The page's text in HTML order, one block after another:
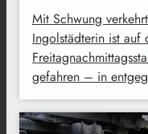
Mit Schwung
Ingolstädterin ist
gefahren – in